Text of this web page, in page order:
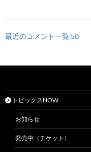
最近のコメント一覧 50
トピックスNOW
お知らせ
発売中（チケット）